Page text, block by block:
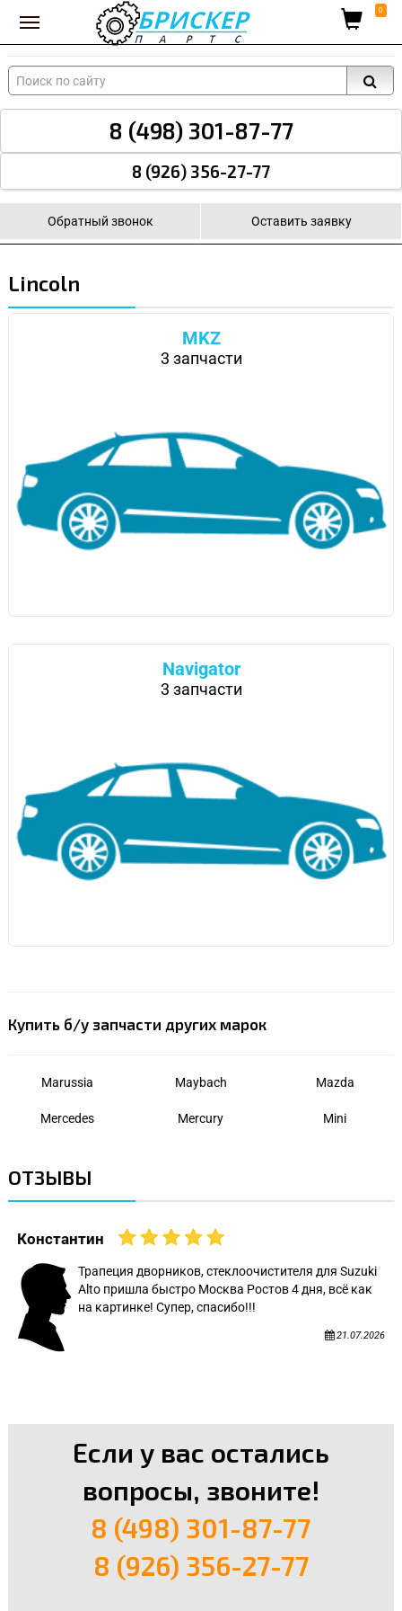
Вход для поставщиков 0
8 (498) 301-87-77
8 (926) 356-27-77
Обратный звонок Оставить заявку
Lincoln
MKZ
3 запчасти
Navigator
3 запчасти
Купить б/у запчасти других марок
Marussia Maybach Mazda
Mercedes Mercury Mini
ОТЗЫВЫ
Константин
Трапеция дворников, стеклоочистителя для Suzuki
Alto пришла быстро Москва Ростов 4 дня, всё как
на картинке! Супер, спасибо!!!
21.07.2026
Если у вас остались
вопросы, звоните!
8 (498) 301-87-77
8 (926) 356-27-77